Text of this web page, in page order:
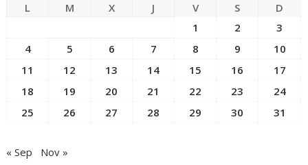
L M X J V S
D
1
2
3
4
5 6 7 8 9
10
11
12 13 14 15 16
17
18
19 20 21 22 23
24
25
26 27 28 29 30 31
« Sep Nov »